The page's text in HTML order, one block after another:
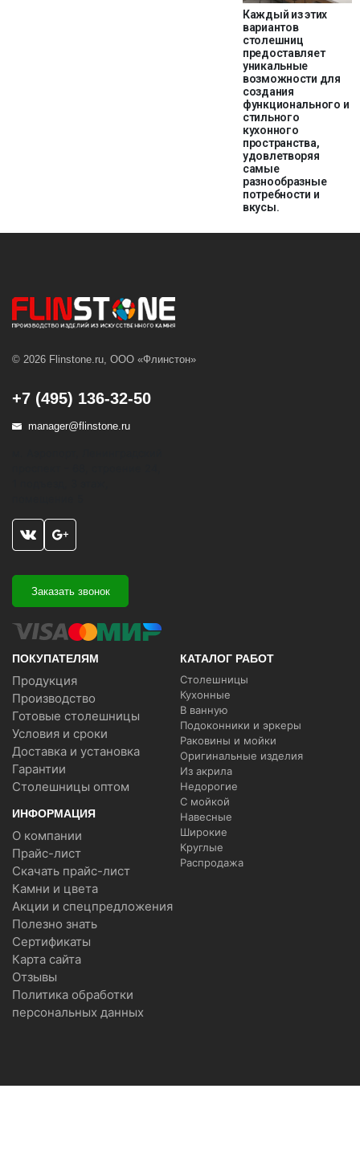
Каждый из этих
вариантов
столешниц
предоставляет
уникальные
возможности для
создания
функционального и
стильного
кухонного
пространства,
удовлетворяя
самые
разнообразные
потребности и
вкусы.
© 2026 Flinstone.ru, ООО «Флинстон»
+7 (495) 136-32-50
manager@flinstone.ru
Заказать звонок
ПОКУПАТЕЛЯМ
Продукция
Производство
Готовые столешницы
Условия и сроки
Доставка и установка
Гарантии
Столешницы оптом
ИНФОРМАЦИЯ
О компании
Прайс-лист
Скачать прайс-лист
Камни и цвета
Акции и спецпредложения
Полезно знать
Сертификаты
Карта сайта
Отзывы
Политика обработки
персональных данных
КАТАЛОГ РАБОТ
Столешницы
Кухонные
В ванную
Подоконники и эркеры
Раковины и мойки
Оригинальные изделия
Из акрила
Недорогие
С мойкой
Навесные
Широкие
Круглые
Распродажа